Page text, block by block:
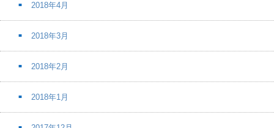
2018年4月
2018年3月
2018年2月
2018年1月